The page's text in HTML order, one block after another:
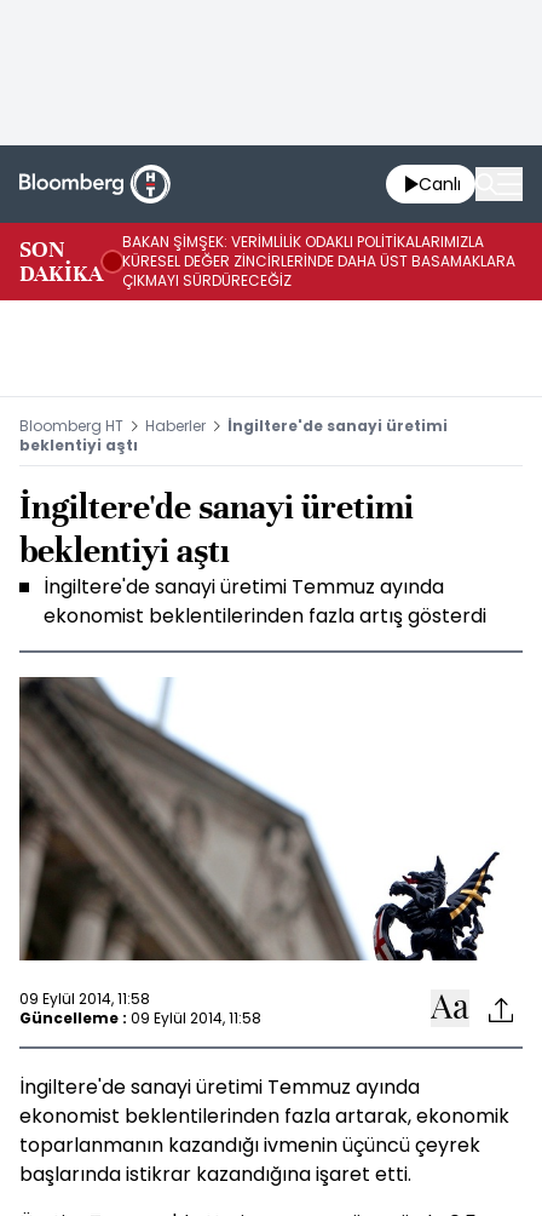
Canlı
SON
DAKİKA
BAKAN ŞİMŞEK: VERİMLİLİK ODAKLI POLİTİKALARIMIZLA
KÜRESEL DEĞER ZİNCİRLERİNDE DAHA ÜST BASAMAKLARA
ÇIKMAYI SÜRDÜRECEĞİZ
Bloomberg HT Haberler
İngiltere'de sanayi üretimi
beklentiyi aştı
İngiltere'de sanayi üretimi
beklentiyi aştı
İngiltere'de sanayi üretimi Temmuz ayında
ekonomist beklentilerinden fazla artış gösterdi
09 Eylül 2014, 11:58
Güncelleme : 09 Eylül 2014, 11:58
İngiltere'de sanayi üretimi Temmuz ayında
ekonomist beklentilerinden fazla artarak, ekonomik
toparlanmanın kazandığı ivmenin üçüncü çeyrek
başlarında istikrar kazandığına işaret etti.